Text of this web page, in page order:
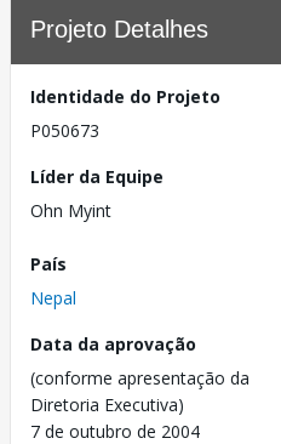
Projeto Detalhes
Identidade do Projeto
P050673
Líder da Equipe
Ohn Myint
País
Nepal
Data da aprovação
(conforme apresentação da
Diretoria Executiva)
7 de outubro de 2004